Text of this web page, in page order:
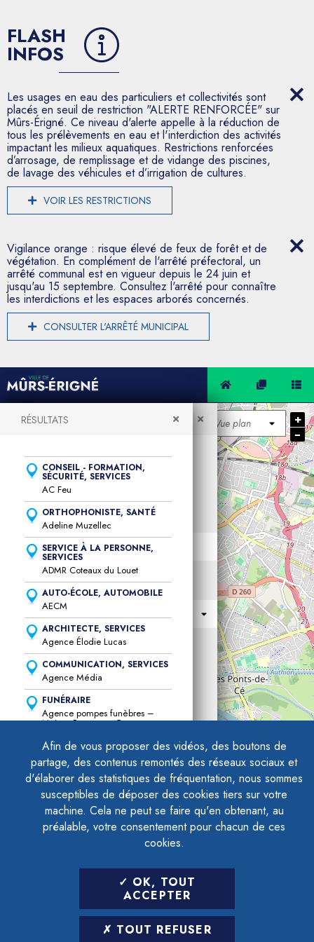
Afin de vous proposer des vidéos, des boutons de
partage, des contenus remontés des réseaux sociaux et
d'élaborer des statistiques de fréquentation, nous sommes
susceptibles de déposer des cookies tiers sur votre
machine. Cela ne peut se faire qu'en obtenant, au
préalable, votre consentement pour chacun de ces
cookies.
OK, TOUT
ACCEPTER
TOUT REFUSER
FLASH
INFOS
Les usages en eau des particuliers et collectivités sont
placés en seuil de restriction "ALERTE RENFORCÉE" sur
Mûrs-Érigné. Ce niveau d'alerte appelle à la réduction de
tous les prélèvements en eau et l'interdiction des activités
impactant les milieux aquatiques. Restrictions renforcées
d’arrosage, de remplissage et de vidange des piscines,
de lavage des véhicules et d’irrigation de cultures.
VOIR LES RESTRICTIONS
Vigilance orange : risque élevé de feux de forêt et de
végétation. En complément de l'arrêté préfectoral, un
arrêté communal est en vigueur depuis le 24 juin et
jusqu'au 15 septembre. Consultez l'arrêté pour connaître
les interdictions et les espaces arborés concernés.
CONSULTER L'ARRÊTÉ MUNICIPAL
RECHERCHER SUR LA CARTE
Carte de l'annuaire des
entreprises
MOTS-CLÉS
THÉMATIQUES D'ENTREPRISE
Toutes les thématiques d'entreprise
RÉSULTATS
CONSEIL - FORMATION,
SÉCURITÉ, SERVICES
AC Feu
ORTHOPHONISTE, SANTÉ
Adeline Muzellec
SERVICE À LA PERSONNE,
SERVICES
ADMR Coteaux du Louet
AUTO-ÉCOLE, AUTOMOBILE
AECM
ARCHITECTE, SERVICES
Agence Élodie Lucas
COMMUNICATION, SERVICES
Agence Média
FUNÉRAIRE
Agence pompes funèbres –
Maison Beaumont Guez
ARCHITECTE, SERVICES
Agnès Delli Colli
ARTISANAT, CONSEILS À
DOMICILE, INFORMATIQUE,
SERVICES
Allô Brico Services
SERVICES, TRANSPORT
COACH, SERVICES,
ORTHOPHONISTE, SANTÉ
Amélie Nouteau
+
−